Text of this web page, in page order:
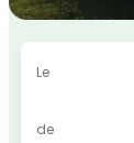
Le
de